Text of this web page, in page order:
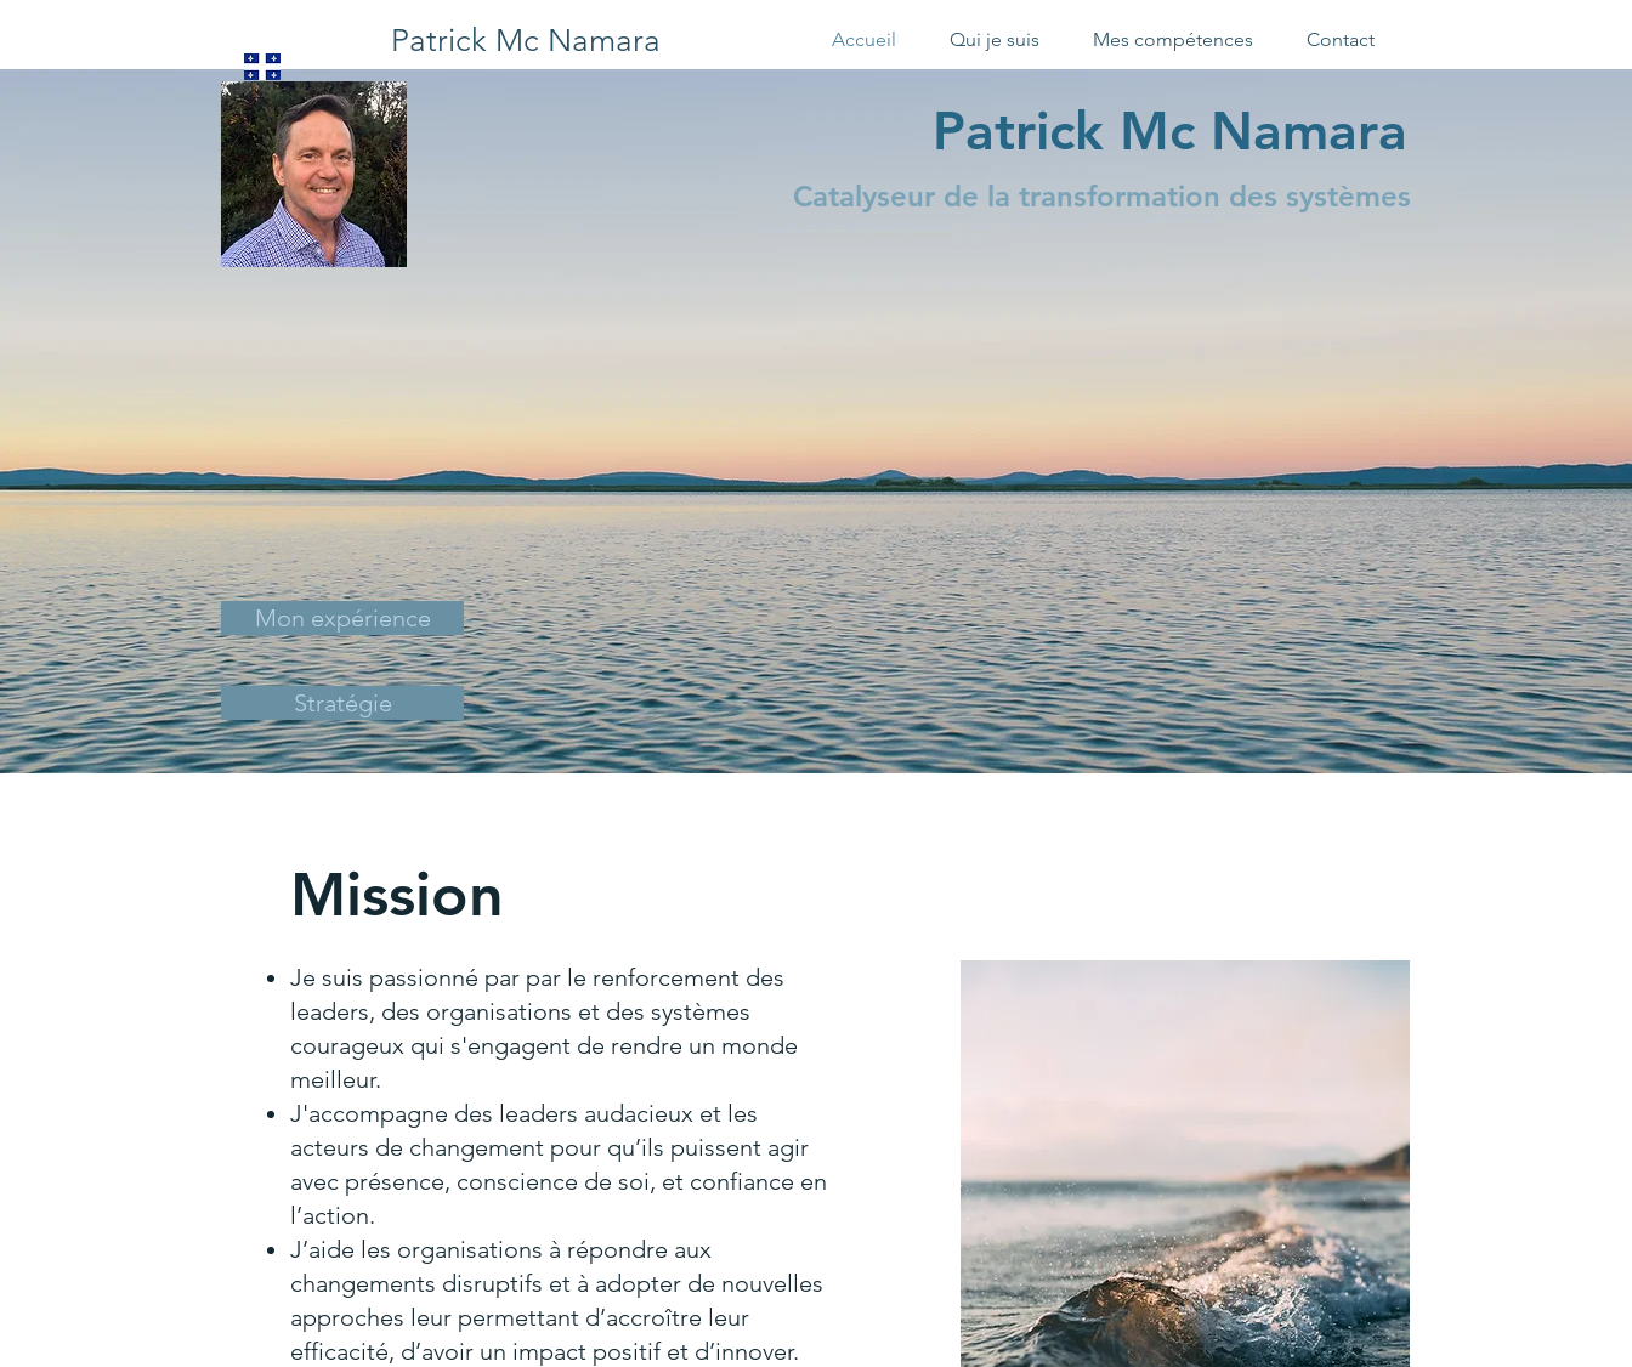
Patrick Mc Namara Accueil Qui je suis Mes compétences Contact
Patrick Mc Namara
Catalyseur de la transformation des systèmes
Mon expérience
Stratégie
Mission
Je suis passionné par par le renforcement des
leaders, des organisations et des systèmes
courageux qui s'engagent de rendre un monde
meilleur.
J'accompagne des leaders audacieux et les
acteurs de changement pour qu’ils puissent agir
avec présence, conscience de soi, et confiance en
l’action.
J’aide les organisations à répondre aux
changements disruptifs et à adopter de nouvelles
approches leur permettant d’accroître leur
efficacité, d’avoir un impact positif et d’innover.